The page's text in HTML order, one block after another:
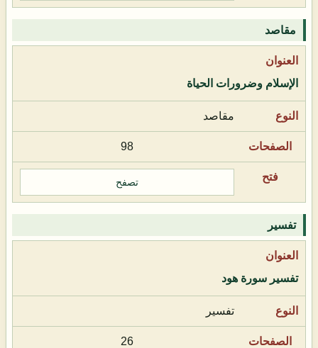
مقاصد
الإسلام وضرورات الحياة
مقاصد
98
تصفح
تفسير
تفسير سورة هود
تفسير
26